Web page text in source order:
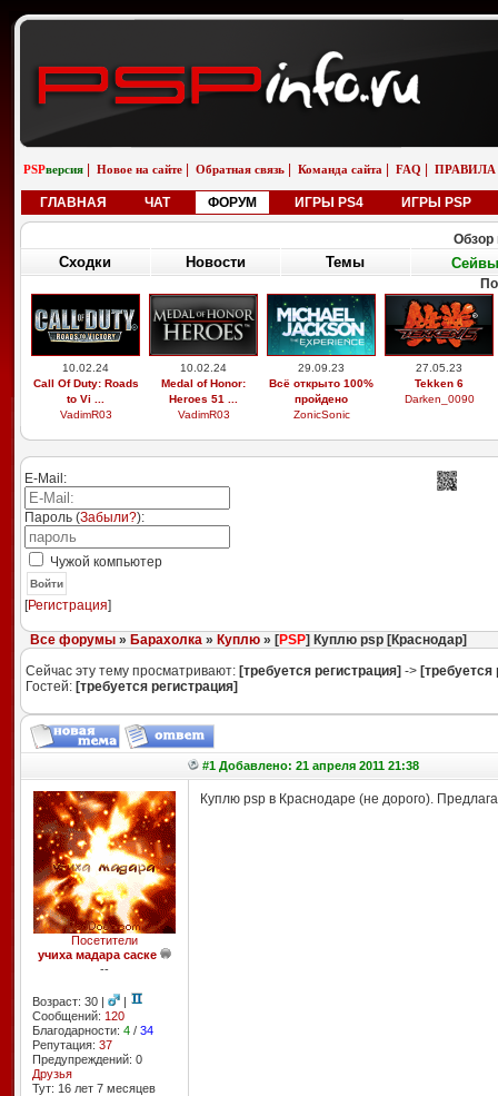
PSPверсия Новое на сайте Обратная связь Команда сайта FAQ ПРАВИЛА
ГЛАВНАЯ ЧАТ ФОРУМ ИГРЫ PS4 ИГРЫ PSP
Обзор
Сходки Новости Темы Сейвы
10.02.24
Call Of Duty: Roads
to Vi ...
VadimR03
10.02.24
Medal of Honor:
Heroes 51 ...
VadimR03
29.09.23
Всё открыто 100%
пройдено
ZonicSonic
27.05.23
Tekken 6
Darken_0090
E-Mail:
Пароль (Забыли?):
Чужой компьютер
Войти
[Регистрация]
Все форумы» Барахолка» Куплю» [PSP] Куплю psp [Краснодар]
Сейчас эту тему просматривают: [требуется регистрация] -> [требуется
Гостей: [требуется регистрация]
#1 Добавлено: 21 апреля 2011 21:38
Посетители
учиха мадара саске
--
Возраст: 30 |
|
Сообщений: 120
Благодарности: 4/ 34
Репутация: 37
Предупреждений: 0
Друзья
Тут: 16 лет 7 месяцев
Куплю psp в Краснодаре (не дорого).